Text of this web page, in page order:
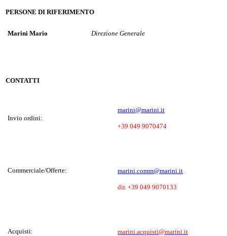
PERSONE DI RIFERIMENTO
Marini Mario Direzione Generale
CONTATTI
Invio ordini:
marini@marini.it
+39 049 9070474
Commerciale/Offerte: marini.comm@marini.it
dir. +39 049 9070133
Acquisti: marini.acquisti@marini.it